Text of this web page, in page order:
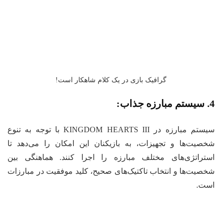
گرافیک بازی در یک کلام شاهکار است!
سیستم مبارزه در KINGDOM HEARTS III با توجه به تنوع
و تجهیزات، به بازیکنان این امکان را می‌دهد تا
مختلف مبارزه را اجرا کنند. هماهنگی بین
و انتخاب تاکتیک‌های صحیح، کلید موفقیت در مبارزات